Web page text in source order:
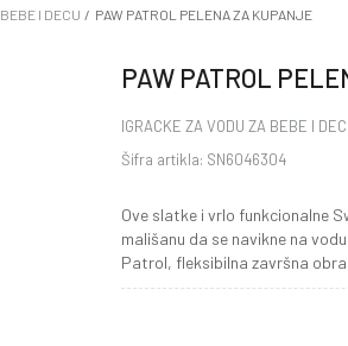
I DECU PAW PATROL PELENA ZA KUPANJE
PAW PATROL
IGRACKE ZA VODU ZA BEBE I
Šifra artikla: SN6046304
Ove slatke i vrlo funkcionalne
mališanu da se navikne na
Patrol, fleksibilna završna